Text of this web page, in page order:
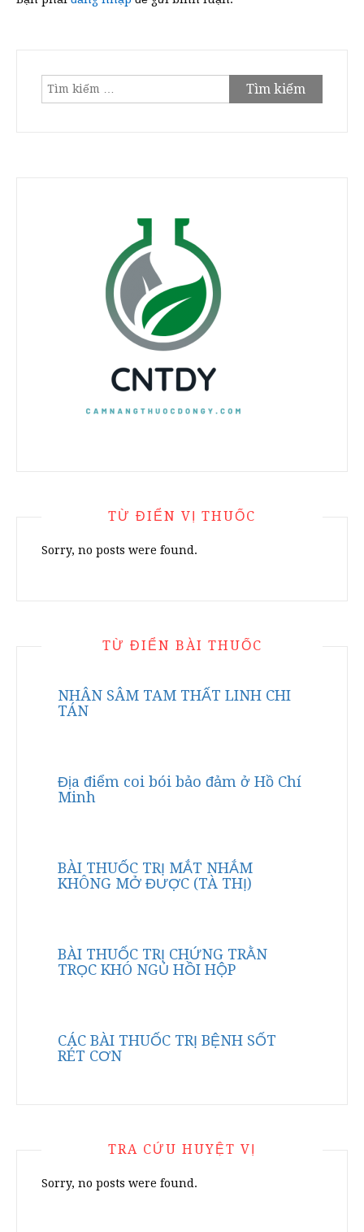
Tìm
kiếm
TỪ ĐIỂN VỊ THUỐC
Sorry, no posts were found.
TỪ ĐIỂN BÀI THUỐC
NHÂN SÂM TAM THẤT LINH CHI
TÁN
Địa điểm coi bói bảo đảm ở Hồ Chí
Minh
BÀI THUỐC TRỊ MẮT NHẮM
KHÔNG MỞ ĐƯỢC (TÀ THỊ)
BÀI THUỐC TRỊ CHỨNG TRẰN
TRỌC KHÓ NGỦ HỒI HỘP
CÁC BÀI THUỐC TRỊ BỆNH SỐT
RÉT CƠN
TRA CỨU HUYỆT VỊ
Sorry, no posts were found.